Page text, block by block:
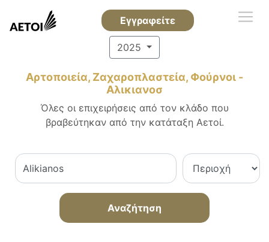
Εγγραφείτε
2025
Αρτοποιεία, Ζαχαροπλαστεία, Φούρνοι -
Αλικιανοσ
Όλες οι επιχειρήσεις από τον κλάδο που
βραβεύτηκαν από την κατάταξη Αετοί.
Αναζήτηση